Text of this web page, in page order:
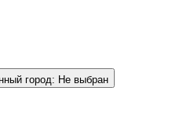
город: Не выбран